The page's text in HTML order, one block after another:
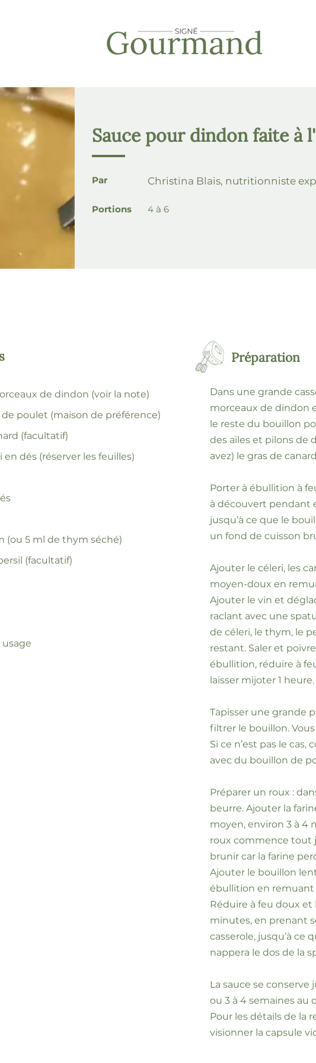
Sauce pour dindon faite à
Par Christina Blais, nutritionniste
Portions 4 à 6
de dindon (voir la note)
de poulet (maison de préférence)
(facultatif)
dés (réserver les feuilles)
(ou 5 ml de thym séché)
(facultatif)
Préparation
Dans une grande
morceaux de dindon
le reste du bouillon
des ailes et pilons de
avez) le gras de
Porter à ébullition à
à découvert pendant
jusqu’à ce que le
un fond de cuisson
Ajouter le céleri, les
moyen-doux en
Ajouter le vin et
raclant avec une
de céleri, le thym, le
restant. Saler et
ébullition, réduire à
laisser mijoter 1 heure.
Tapisser une grande
filtrer le bouillon.
Si ce n’est pas le
avec du bouillon de
Préparer un roux :
beurre. Ajouter la
moyen, environ 3 à 4
roux commence tout
brunir car la farine
Ajouter le bouillon
ébullition en remuant
Réduire à feu doux et
minutes, en prenant
casserole, jusqu’à ce
nappera le dos de la
La sauce se conserve
ou 3 à 4 semaines au
Pour les détails de la
visionner la capsule